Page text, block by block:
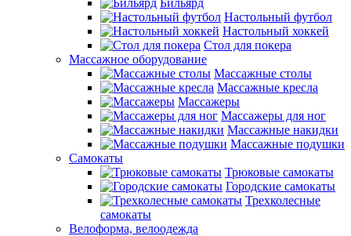
Бильярд
Настольный футбол
Настольный хоккей
Стол для покера
Массажное оборудование
Массажные столы
Массажные кресла
Массажеры
Массажеры для ног
Массажные накидки
Массажные подушки
Самокаты
Трюковые самокаты
Городские самокаты
Трехколесные
самокаты
Велоформа, велоодежда